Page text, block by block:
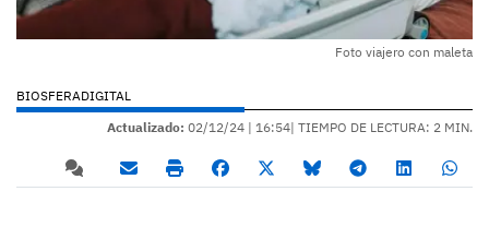
Foto viajero con maleta
BIOSFERADIGITAL
Actualizado: 02/12/24 | 16:54| TIEMPO DE LECTURA: 2 MIN.